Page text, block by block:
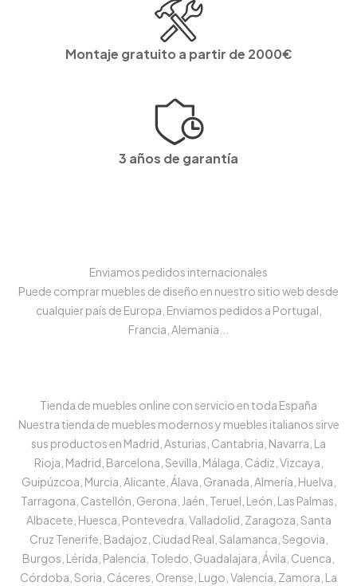
Montaje gratuito a partir de 2000€
3 años de garantía
Enviamos pedidos internacionales
Puede comprar muebles de diseño en nuestro sitio web desde
cualquier país de Europa, Enviamos pedidos a Portugal,
Francia, Alemania...
Tienda de muebles online con servicio en toda España
Nuestra tienda de muebles modernos y muebles italianos sirve
sus productos en Madrid, Asturias, Cantabria, Navarra, La
Rioja, Madrid, Barcelona, Sevilla, Málaga, Cádiz, Vizcaya,
Guipúzcoa, Murcia, Alicante, Álava, Granada, Almería, Huelva,
Tarragona, Castellón, Gerona, Jaén, Teruel, León, Las Palmas,
Albacete, Huesca, Pontevedra, Valladolid, Zaragoza, Santa
Cruz Tenerife, Badajoz, Ciudad Real, Salamanca, Segovia,
Burgos, Lérida, Palencia, Toledo, Guadalajara, Ávila, Cuenca,
Córdoba, Soria, Cáceres, Orense, Lugo, Valencia, Zamora, La